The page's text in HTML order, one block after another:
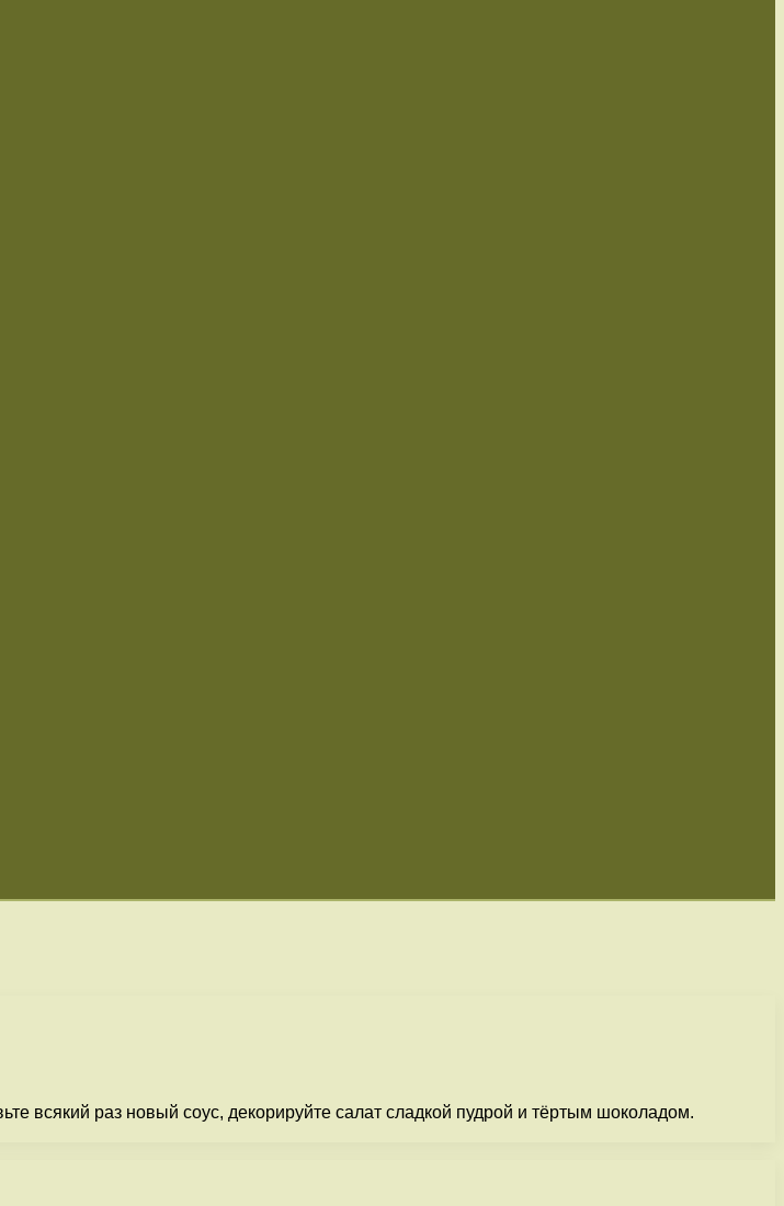
всякий раз новый соус, декорируйте салат сладкой пудрой и тёртым шоколадом.